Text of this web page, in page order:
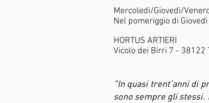
Mercoledì/Giovedì/
Nel pomeriggio di
HORTUS ARTIERI
Vicolo dei Birri 7 - 38122
"In quasi trent’anni di
sono sempre gli stessi.